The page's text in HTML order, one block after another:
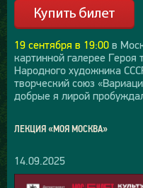
19 сентября в 19:00 в
картинной галерее
Народного художника
творческий союз
добрые я лирой
ЛЕКЦИЯ «МОЯ МОСКВА»
14.09.2025